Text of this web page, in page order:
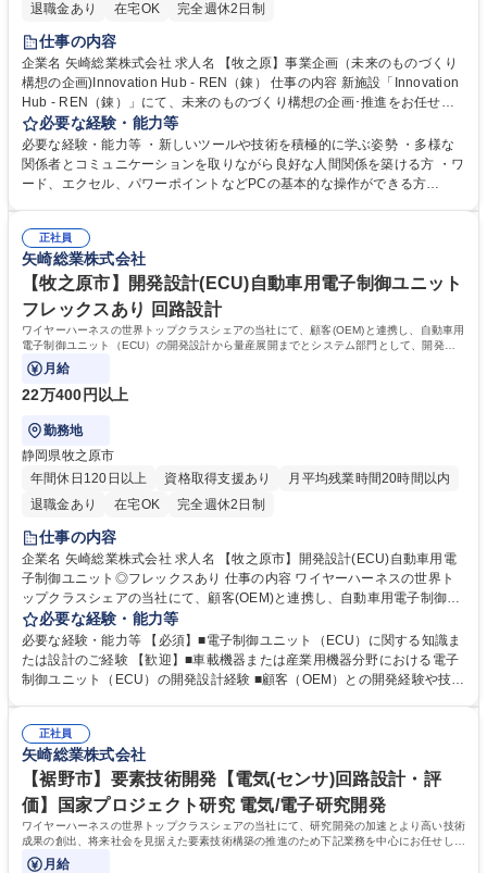
退職金あり
在宅OK 完全週休2日制
仕事の内容
企業名 矢崎総業株式会社 求人名 【牧之原】事業企画（未来のものづくり
構想の企画)Innovation Hub - REN（錬） 仕事の内容 新施設「Innovation
Hub - REN（錬）」にて、未来のものづくり構想の企画･推進をお任せし
ます。社内外から注目されているプロジェクトで新たなものづくりを創造
するポジションです！ 〇プロジェクト管理/新施設運営のルールやしくみ
の構築 〇「Innovation Hub - REN（錬）」での見学者対応 〇社外パート
ナー（コンサルティング会社、大手企業、ベンチャー企業、大学等）と連
術の調査・情報収集 募集職種 【牧之原】事業企画（未来のものづくり構
想の企画)Innovation Hub - REN（錬）
必要な経験・能力等
必要な経験・能力等 ・新しいツールや技術を積極的に学ぶ姿勢 ・多様な
関係者とコミュニケーションを取りながら良好な人間関係を築ける方 ・ワ
ード、エクセル、パワーポイントなどPCの基本的な操作ができる方
署です。イノベーションセンター総勢45名が所属しています。フラットで
相談しやすいオープンなチーム文化です。 学歴・資格 学歴：大学院 大学
高専 語学力： 資格：
正社員
矢崎総業株式会社
【牧之原市】開発設計(ECU)自動車用電子制御ユニット
フレックスあり 回路設計
ワイヤーハーネスの世界トップクラスシェアの当社にて、顧客(OEM)と連携し、自動車用
電子制御ユニット（ECU）の開発設計から量産展開までとシステム部門として、開発プ
ロジェクト全体の取りまとめをお任せします。
月給
22万400円以上
勤務地
静岡県牧之原市
年間休日120日以上
資格取得支援あり
月平均残業時間20時間以内
退職金あり
在宅OK 完全週休2日制
仕事の内容
企業名 矢崎総業株式会社 求人名 【牧之原市】開発設計(ECU)自動車用電
子制御ユニット◎フレックスあり 仕事の内容 ワイヤーハーネスの世界ト
ップクラスシェアの当社にて、顧客(OEM)と連携し、自動車用電子制御ユ
ニット（ECU）の開発設計から量産展開までとシステム部門として、開発
プロジェクト全体の取りまとめをお任せします。 ■自動車用電子制御ユニ
ット（ECU）のシステム設計、図面作成および仕様策定、量産立上げ ■試
作製品の手配・評価、検査仕様の作成と品質確認 ■顧客（自動車メーカ
応 募集職種 【牧之原市】開発設計(ECU)自動車用電子制御ユニット◎フ
レックスあり
必要な経験・能力等
必要な経験・能力等 【必須】■電子制御ユニット（ECU）に関する知識ま
たは設計のご経験 【歓迎】■車載機器または産業用機器分野における電子
制御ユニット（ECU）の開発設計経験 ■顧客（OEM）との開発経験や技術
「人を大切にする」経営が徹底されており、短期的利益ではなく長期的な
顧客との信頼を、株主還元ではなく従業員・地域への還元を大切にしてい
ることから、売上2兆円超でも非上場を貫く超巨大企業。朝・昼・夕利用
できる社員食堂/企業内保育園/トレーニングジムなど各種福利厚生施設充
実※拠点による 学歴・資格 学歴：大学院 大学 高専 語学力： 資格：
正社員
矢崎総業株式会社
【裾野市】要素技術開発【電気(センサ)回路設計・評
価】国家プロジェクト研究 電気/電子研究開発
ワイヤーハーネスの世界トップクラスシェアの当社にて、研究開発の加速とより高い技術
成果の創出、将来社会を見据えた要素技術構築の推進のため下記業務を中心にお任せしま
す。※国家プロジェクトのテーマです。
月給